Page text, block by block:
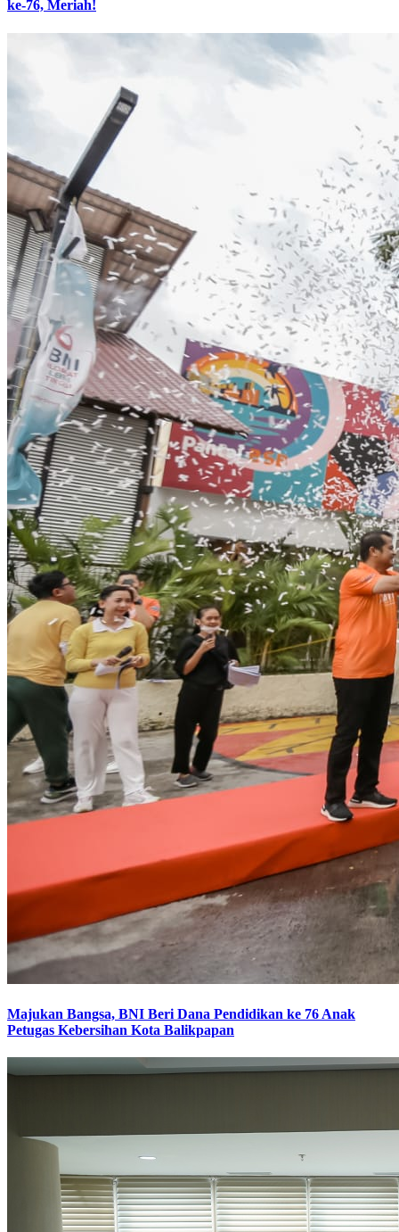
ke-76, Meriah!
Majukan Bangsa, BNI Beri Dana Pendidikan ke 76 Anak
Petugas Kebersihan Kota Balikpapan